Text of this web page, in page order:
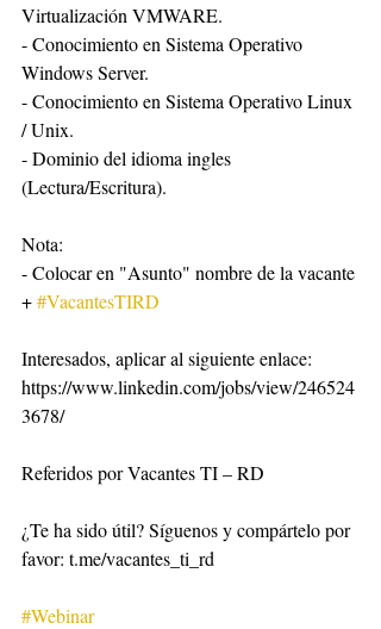
Virtualización VMWARE.
- Conocimiento en Sistema Operativo
Windows Server.
- Conocimiento en Sistema Operativo Linux
/ Unix.
- Dominio del idioma ingles
(Lectura/Escritura).
Nota:
- Colocar en "Asunto" nombre de la vacante
+ #VacantesTIRD
Interesados, aplicar al siguiente enlace:
https://www.linkedin.com/jobs/view/246524
3678/
Referidos por Vacantes TI – RD
¿Te ha sido útil? Síguenos y compártelo por
favor: t.me/vacantes_ti_rd
#Webinar